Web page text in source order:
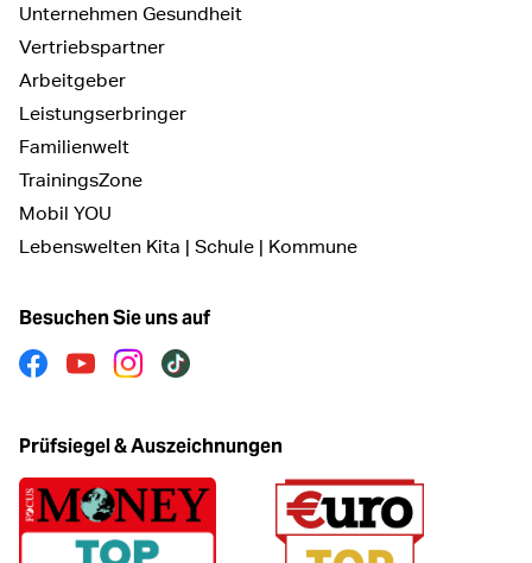
Unternehmen Gesundheit
Vertriebspartner
Arbeitgeber
Leistungserbringer
Familienwelt
TrainingsZone
Mobil YOU
Lebenswelten Kita | Schule | Kommune
Besuchen Sie uns auf
FacebookYoutubeInstagram
Tiktok
Prüfsiegel & Auszeichnungen